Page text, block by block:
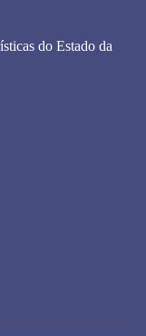
do Estado da